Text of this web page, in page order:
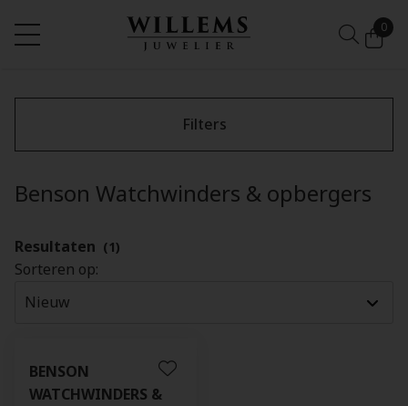
0
Filters
Benson Watchwinders & opbergers
Resultaten (1)
Sorteren op:
BENSON
WATCHWINDERS &